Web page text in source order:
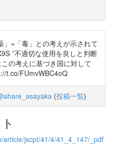
=「毒」との考えが示されて
”不適切な使用を良しと判断
の考えに基づき国に対して
t.co/FUmvWBC4oQ
(投稿一覧)
article/jscpt/41/4/41_4_147/_pdf